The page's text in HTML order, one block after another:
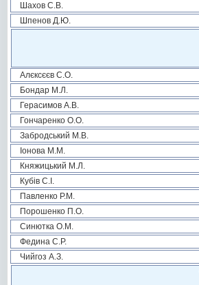
Шахов С.В.
Шпенов Д.Ю.
Алєксєєв С.О.
Бондар М.Л.
Герасимов А.В.
Гончаренко О.О.
Забродський М.В.
Іонова М.М.
Княжицький М.Л.
Кубів С.І.
Павленко Р.М.
Порошенко П.О.
Синютка О.М.
Федина С.Р.
Чийгоз А.З.